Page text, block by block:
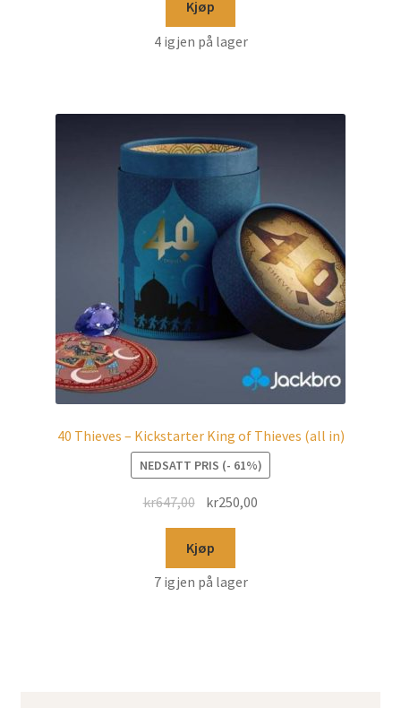
Kjøp
4 igjen på lager
40 Thieves – Kickstarter King of Thieves (all in)
NEDSATT PRIS (- 61%)
kr647,00 kr250,00
Kjøp
7 igjen på lager